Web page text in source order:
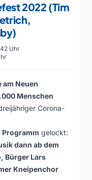
2022 (Tim
Uhr
am Neuen
Menschen
Corona-
Programm gelockt:
dann ab dem
Bürger Lars
Kneipenchor